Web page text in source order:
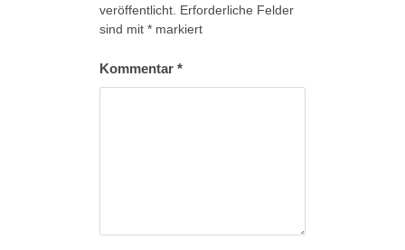
veröffentlicht. Erforderliche Felder
sind mit * markiert
Kommentar *